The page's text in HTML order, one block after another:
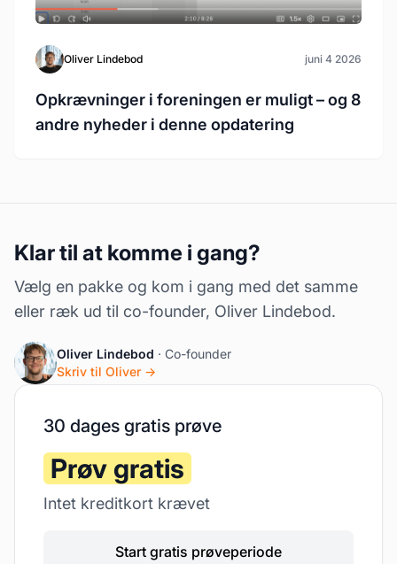
Oliver Lindebod juni 4 2026
Opkrævninger i foreningen er muligt – og 8
andre nyheder i denne opdatering
Klar til at komme i gang?
Vælg en pakke og kom i gang med det samme
eller ræk ud til co-founder, Oliver Lindebod.
Oliver Lindebod · Co-founder
Skriv til Oliver →
30 dages gratis prøve
Prøv gratis
Intet kreditkort krævet
Start gratis prøveperiode